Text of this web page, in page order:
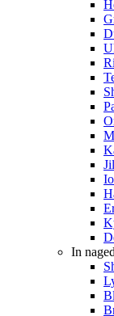
In